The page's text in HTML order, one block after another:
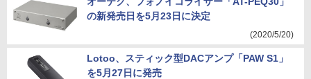
の新発売日を5月23日に決定
(2020/5/20)
Lotoo、スティック型DACアンプ「PAW S1」
を5月27日に発売